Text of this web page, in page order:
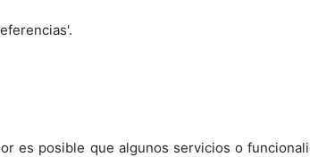
es posible que algunos servicios o